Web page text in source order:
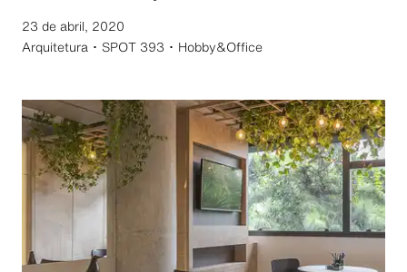
23 de abril, 2020
Arquitetura ･ SPOT 393 ･ Hobby&Office